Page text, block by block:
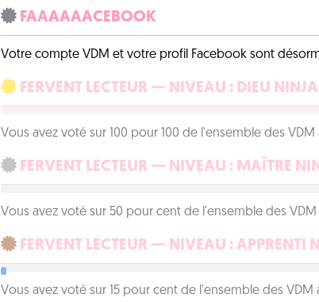
FAAAAAACEBOOK
Votre compte VDM et votre profil Facebook sont
FERVENT LECTEUR — NIVEAU : DIEU NINJA
Vous avez voté sur 100 pour 100 de l'ensemble des VDM
FERVENT LECTEUR — NIVEAU : MAÎTRE
Vous avez voté sur 50 pour cent de l'ensemble des VDM
FERVENT LECTEUR — NIVEAU : APPRENTI
Vous avez voté sur 15 pour cent de l'ensemble des VDM